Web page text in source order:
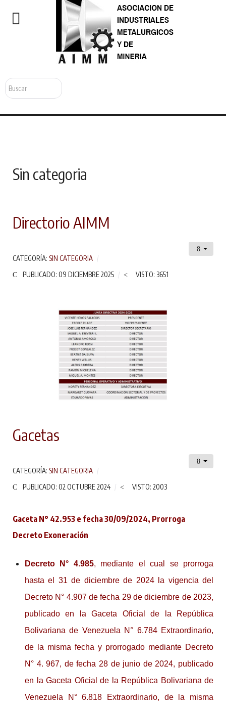
Buscar...
Sin categoria
Directorio AIMM
CATEGORÍA: SIN CATEGORIA
PUBLICADO: 09 DICIEMBRE 2025
VISTO: 3651
Gacetas
CATEGORÍA: SIN CATEGORIA
PUBLICADO: 02 OCTUBRE 2024
VISTO: 2003
Gaceta N° 42.953 e fecha 30/09/2024, Prorroga
Decreto Exoneración
Decreto N° 4.985, mediante el cual se prorroga
hasta el 31 de diciembre de 2024 la vigencia del
Decreto N° 4.907 de fecha 29 de diciembre de 2023,
publicado en la Gaceta Oficial de la República
Bolivariana de Venezuela N° 6.784 Extraordinario,
de la misma fecha y prorrogado mediante Decreto
N° 4. 967, de fecha 28 de junio de 2024, publicado
en la Gaceta Oficial de la República Bolivariana de
Venezuela N° 6.818 Extraordinario, de la misma